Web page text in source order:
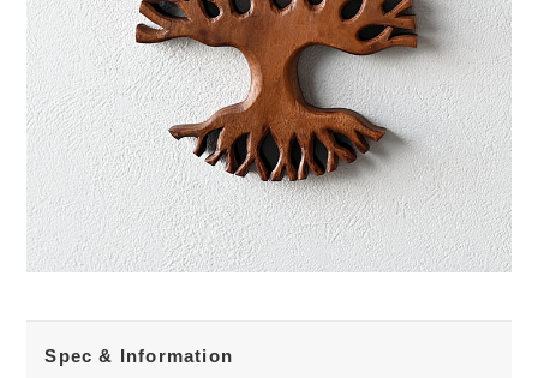
Spec & Information